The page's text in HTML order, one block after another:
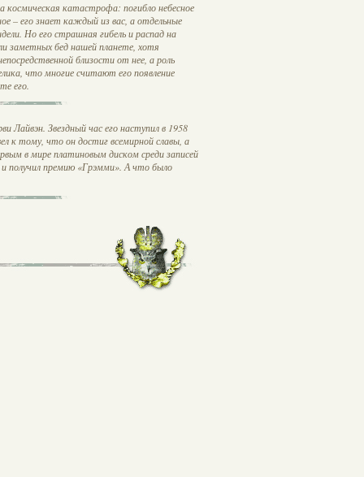
космическая катастрофа: погибло небесное
– его знает каждый из вас, а отдельные
Но его страшная гибель и распад на
заметных бед нашей планете, хотя
близости от нее, а роль
что многие считают его появление
его.
Лайвэн. Звездный час его наступил в 1958
к тому, что он достиг всемирной славы, а
в мире платиновым диском среди записей
и получил премию «Грэмми». А что было